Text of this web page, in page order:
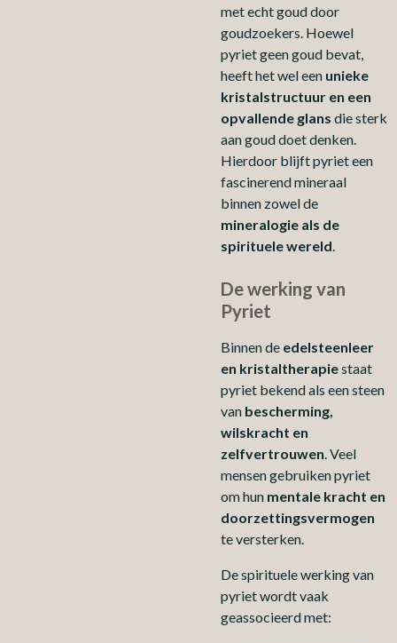
met echt goud door
goudzoekers. Hoewel
pyriet geen goud bevat,
heeft het wel een unieke
kristalstructuur en een
opvallende glans die sterk
aan goud doet denken.
Hierdoor blijft pyriet een
fascinerend mineraal
binnen zowel de
mineralogie als de
spirituele wereld.
De werking van
Pyriet
Binnen de edelsteenleer
en kristaltherapiestaat
pyriet bekend als een steen
van bescherming,
wilskracht en
zelfvertrouwen. Veel
mensen gebruiken pyriet
om hun mentale kracht en
doorzettingsvermogen
te versterken.
De spirituele werking van
pyriet wordt vaak
geassocieerd met: